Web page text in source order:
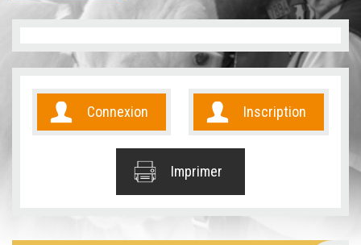
Connexion Inscription
Imprimer